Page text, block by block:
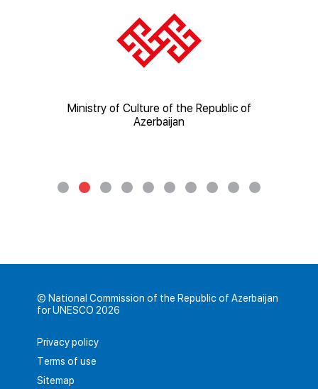
of Culture of the Republic of
Ministry of
© National Commission of the Republic of Azerbaijan
for UNESCO 2026
Privacy policy
Terms of use
Sitemap